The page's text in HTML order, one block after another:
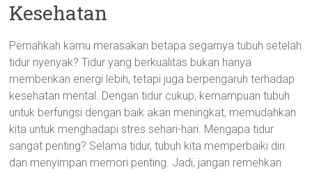
Kesehatan
Pernahkah kamu merasakan betapa segarnya tubuh setelah
tidur nyenyak? Tidur yang berkualitas bukan hanya
memberikan energi lebih, tetapi juga berpengaruh terhadap
kesehatan mental. Dengan tidur cukup, kemampuan tubuh
untuk berfungsi dengan baik akan meningkat, memudahkan
kita untuk menghadapi stres sehari-hari. Mengapa tidur
sangat penting? Selama tidur, tubuh kita memperbaiki diri
dan menyimpan memori penting. Jadi, jangan remehkan